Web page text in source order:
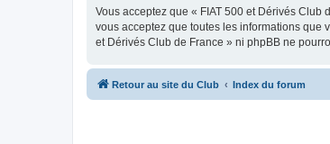
Vous acceptez que « FIAT 500 et Dérivés Club
vous acceptez que toutes les informations que
et Dérivés Club de France » ni phpBB ne
Retour au site du Club Index du forum